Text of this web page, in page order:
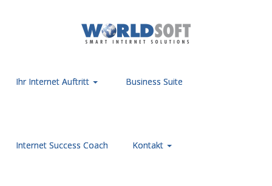
Ihr Internet Auftritt Business Suite
Internet Success Coach Kontakt